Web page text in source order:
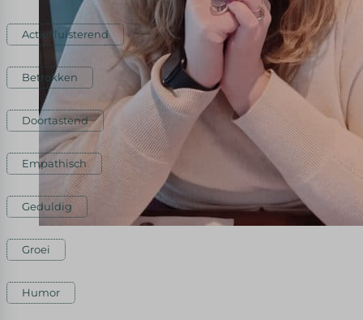
Actief luisterend
Betrokken
Doortastend
Empathisch
Geduldig
Groei
Humor